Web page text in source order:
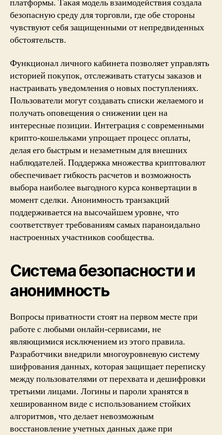
платформы. Такая модель взаимодействия создала
безопасную среду для торговли, где обе стороны
чувствуют себя защищенными от непредвиденных
обстоятельств.
Функционал личного кабинета позволяет управлять
историей покупок, отслеживать статусы заказов и
настраивать уведомления о новых поступлениях.
Пользователи могут создавать списки желаемого и
получать оповещения о снижении цен на
интересные позиции. Интеграция с современными
крипто-кошельками упрощает процесс оплаты,
делая его быстрым и незаметным для внешних
наблюдателей. Поддержка множества криптовалют
обеспечивает гибкость расчетов и возможность
выбора наиболее выгодного курса конвертации в
момент сделки. Анонимность транзакций
поддерживается на высочайшем уровне, что
соответствует требованиям самых параноидально
настроенных участников сообщества.
Система безопасности и
анонимность
Вопросы приватности стоят на первом месте при
работе с любыми онлайн-сервисами, не
являющимися исключением из этого правила.
Разработчики внедрили многоуровневую систему
шифрования данных, которая защищает переписку
между пользователями от перехвата и дешифровки
третьими лицами. Логины и пароли хранятся в
хешированном виде с использованием стойких
алгоритмов, что делает невозможным
восстановление учетных данных даже при